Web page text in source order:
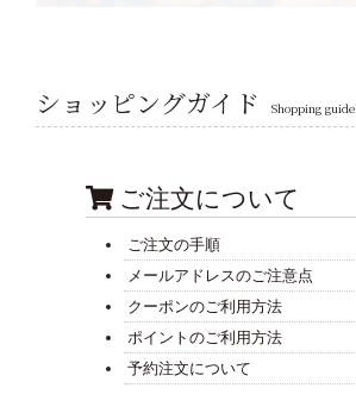
ショッピングガイド Shopping guide
ご注文について
ご注文の手順
メールアドレスのご注意点
クーポンのご利用方法
ポイントのご利用方法
予約注文について